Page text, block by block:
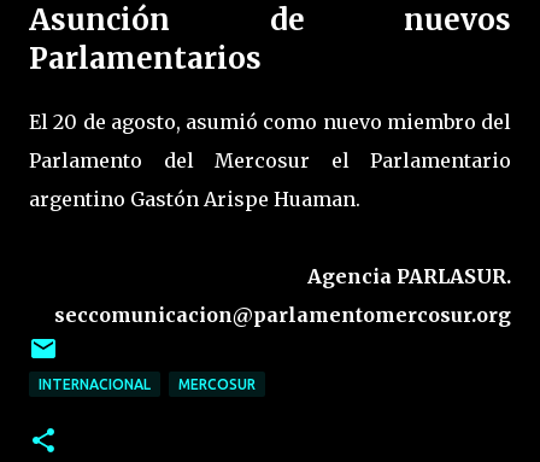
Asunción de nuevos
Parlamentarios
El 20 de agosto, asumió como nuevo miembro del
Parlamento del Mercosur el Parlamentario
argentino Gastón Arispe Huaman.
Agencia PARLASUR.
seccomunicacion@parlamentomercosur.org
INTERNACIONAL MERCOSUR